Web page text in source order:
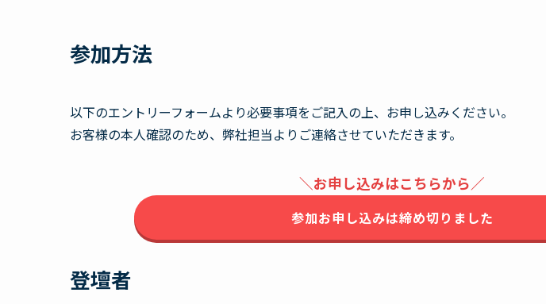
参加方法
以下のエントリーフォームより必要事項をご記入の上、お申し込みください。
お客様の本人確認のため、弊社担当よりご連絡させていただきます。
＼お申し込みはこちらから／
参加お申し込みは締め切りました
登壇者